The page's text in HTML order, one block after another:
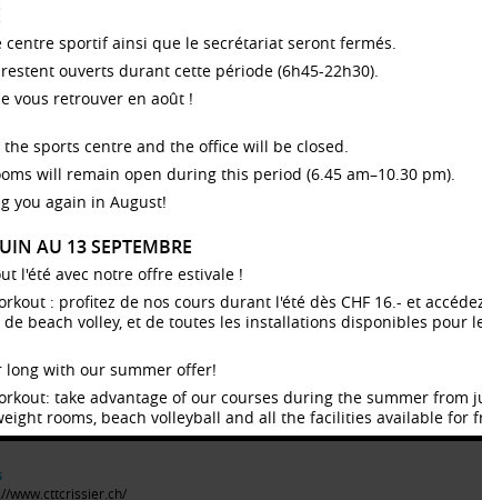
DE TABLE
le tennis de table dans un cadre sympathique
l'oeil avisé de notre enseignant.
sont tous niveaux.
avec carte d'étudiant·e ou carte d'accès Sport
en cours de validité.
Suarez
est mis à disposition.
d'intégrer une équipe du CTT Crissier, à tarif
www.cttcrissier.ch/
MA
LU
LIEU
LIEU
centre sportif ainsi que le secrétariat seront fermés.
ouverts durant cette période (6h45-22h30).
vous retrouver en août !
the sports centre and the office will be closed.
will remain open during this period (6.45 am–10.30 pm).
you again in August!
AU 13 SEPTEMBRE
l'été avec notre offre estivale !
: profitez de nos cours durant l'été dès CHF 16.- et
beach volley, et de toutes les installations disponibles pour
long with our summer offer!
take advantage of our courses during the summer from
rooms, beach volleyball and all the facilities available for